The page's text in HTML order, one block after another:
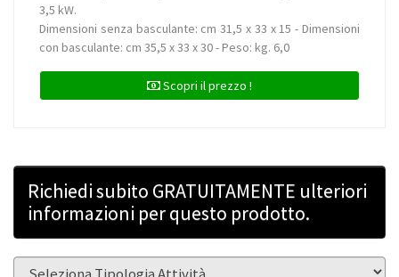
3,5 kW.
Dimensioni senza basculante: cm 31,5 x 33 x 15 - Dimensioni
con basculante: cm 35,5 x 33 x 30 - Peso: kg. 6,0
Scopri il prezzo !
Richiedi subito GRATUITAMENTE ulteriori
informazioni per questo prodotto.